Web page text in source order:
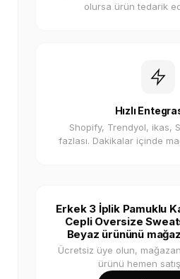
olursa ürün tedarik
Hızlı
Shopify, Trendyol, ikas,
fazlası. Dakikalar içinde
Erkek 3 İplik Pamuklu
Cepli Oversize
Beyaz ürününü
Ücretsiz üye olun,
ürünü hemen